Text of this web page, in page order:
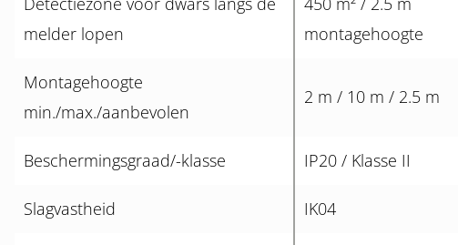
melder lopen
montagehoogte
Montagehoogte
min./max./aanbevolen
2 m / 10 m / 2.5 m
Beschermingsgraad/-klasse IP20 / Klasse II
Slagvastheid IK04